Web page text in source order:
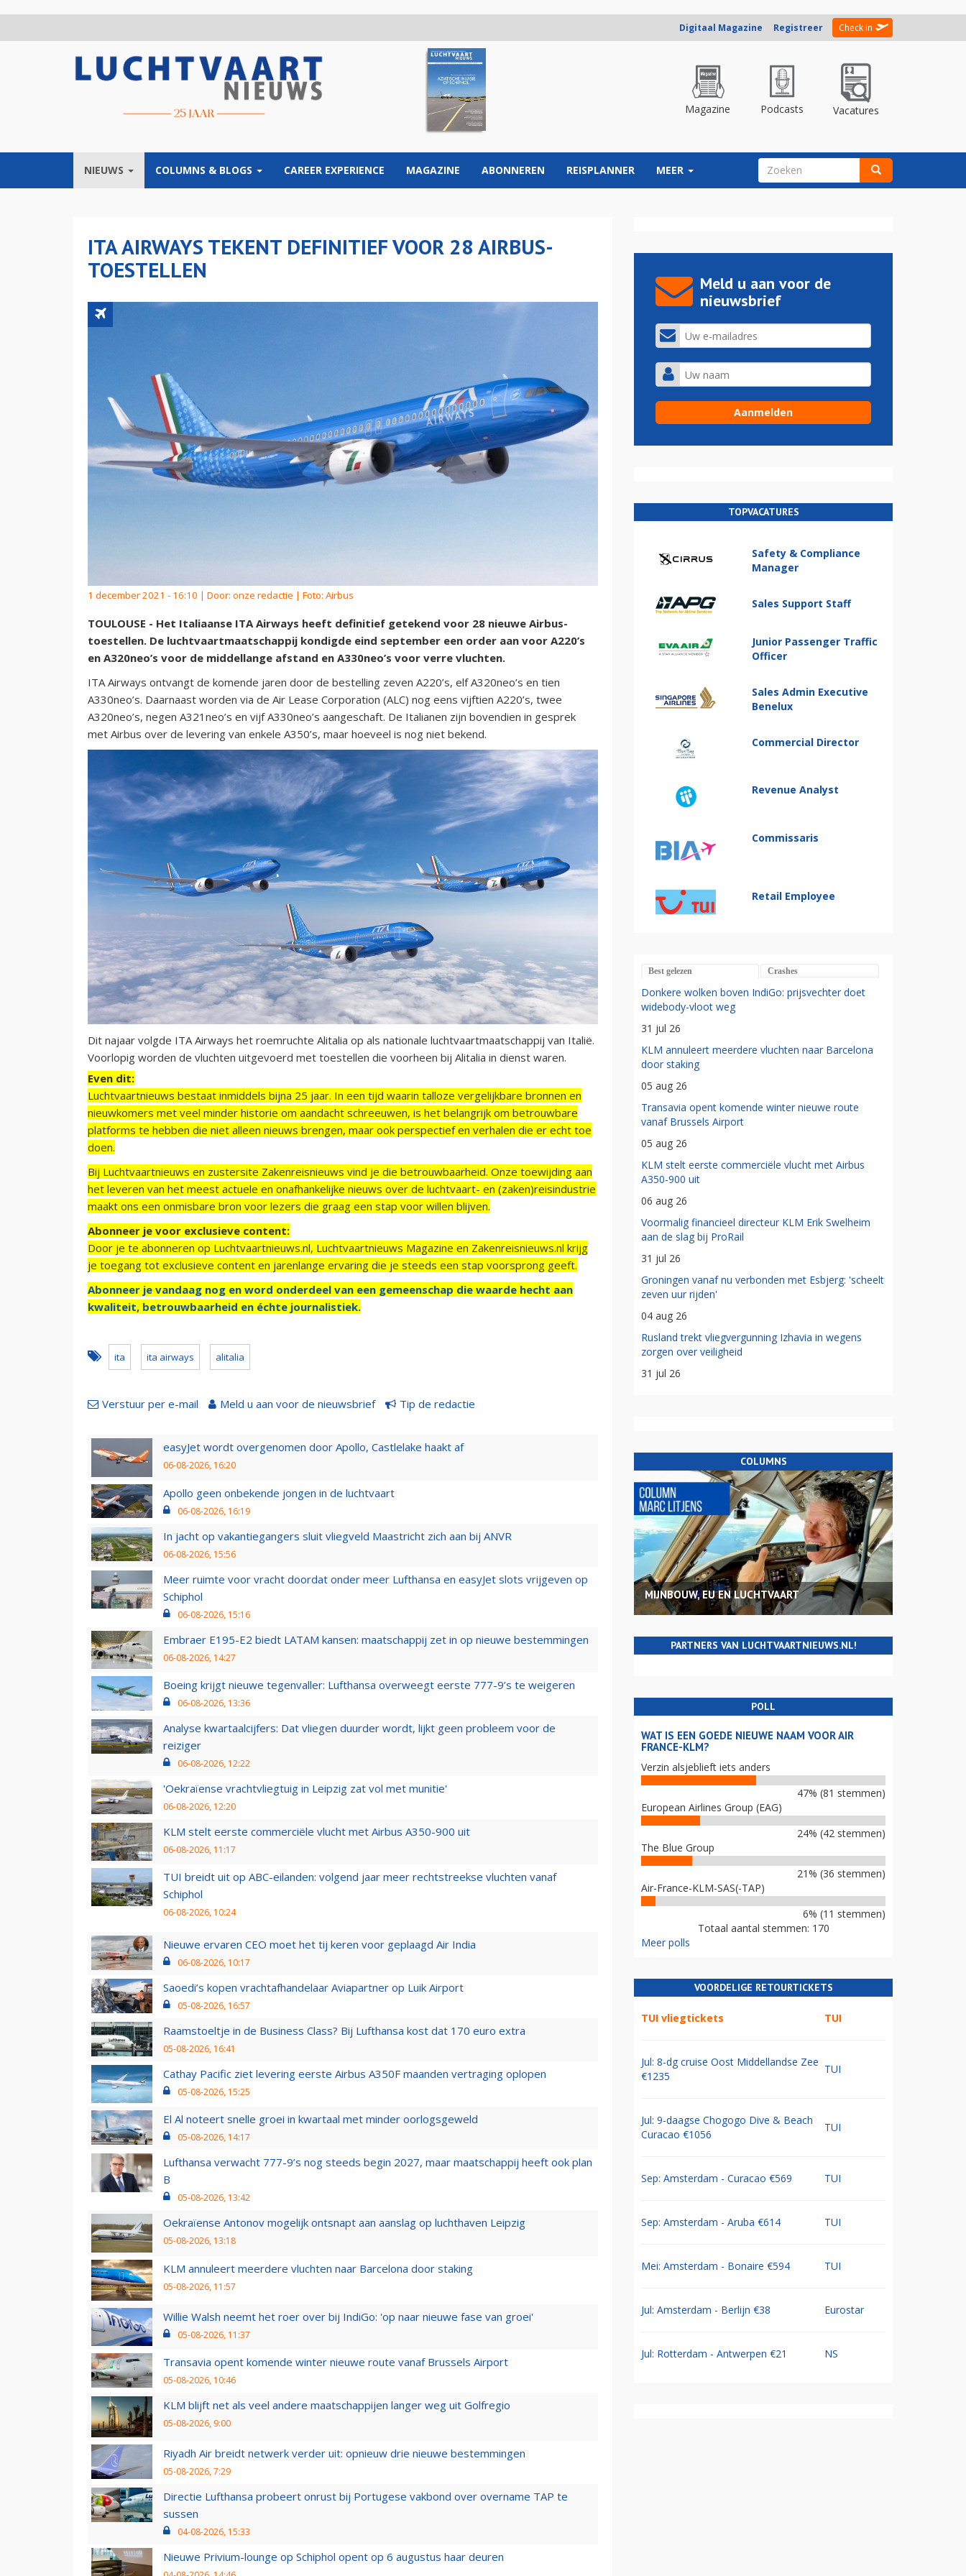
Digitaal Magazine Registreer Check in
Magazine Podcasts Vacatures
NIEUWS COLUMNS & BLOGS CAREER EXPERIENCE MAGAZINE ABONNEREN REISPLANNER MEER ZOEKVELD
ITA AIRWAYS TEKENT DEFINITIEF VOOR 28 AIRBUS-
TOESTELLEN
1 december 2021 - 16:10 | Door: onze redactie | Foto: Airbus
TOULOUSE - Het Italiaanse ITA Airways heeft definitief getekend voor 28 nieuwe Airbus-
toestellen. De luchtvaartmaatschappij kondigde eind september een order aan voor A220’s
en A320neo’s voor de middellange afstand en A330neo’s voor verre vluchten.
ITA Airways ontvangt de komende jaren door de bestelling zeven A220’s, elf A320neo’s en tien
A330neo’s. Daarnaast worden via de Air Lease Corporation (ALC) nog eens vijftien A220’s, twee
A320neo’s, negen A321neo’s en vijf A330neo’s aangeschaft. De Italianen zijn bovendien in gesprek
met Airbus over de levering van enkele A350’s, maar hoeveel is nog niet bekend.
Dit najaar volgde ITA Airways het roemruchte Alitalia op als nationale luchtvaartmaatschappij van Italië.
Voorlopig worden de vluchten uitgevoerd met toestellen die voorheen bij Alitalia in dienst waren.
Even dit:
Luchtvaartnieuws bestaat inmiddels bijna 25 jaar. In een tijd waarin talloze vergelijkbare bronnen en
nieuwkomers met veel minder historie om aandacht schreeuwen, is het belangrijk om betrouwbare
platforms te hebben die niet alleen nieuws brengen, maar ook perspectief en verhalen die er echt toe
doen.
Bij Luchtvaartnieuws en zustersite Zakenreisnieuws vind je die betrouwbaarheid. Onze toewijding aan
het leveren van het meest actuele en onafhankelijke nieuws over de luchtvaart- en (zaken)reisindustrie
maakt ons een onmisbare bron voor lezers die graag een stap voor willen blijven.
Abonneer je voor exclusieve content:
Door je te abonneren op Luchtvaartnieuws.nl, Luchtvaartnieuws Magazine en Zakenreisnieuws.nl krijg
je toegang tot exclusieve content en jarenlange ervaring die je steeds een stap voorsprong geeft.
Abonneer je vandaag nog en word onderdeel van een gemeenschap die waarde hecht aan
kwaliteit, betrouwbaarheid en échte journalistiek.
ita ita airways alitalia
Verstuur per e-mail Meld u aan voor de nieuwsbrief Tip de redactie
easyJet wordt overgenomen door Apollo, Castlelake haakt af
06-08-2026, 16:20
Apollo geen onbekende jongen in de luchtvaart
06-08-2026, 16:19
In jacht op vakantiegangers sluit vliegveld Maastricht zich aan bij ANVR
06-08-2026, 15:56
Meer ruimte voor vracht doordat onder meer Lufthansa en easyJet slots vrijgeven op
Schiphol
06-08-2026, 15:16
Embraer E195-E2 biedt LATAM kansen: maatschappij zet in op nieuwe bestemmingen
06-08-2026, 14:27
Boeing krijgt nieuwe tegenvaller: Lufthansa overweegt eerste 777-9’s te weigeren
06-08-2026, 13:36
Analyse kwartaalcijfers: Dat vliegen duurder wordt, lijkt geen probleem voor de
reiziger
06-08-2026, 12:22
'Oekraïense vrachtvliegtuig in Leipzig zat vol met munitie'
06-08-2026, 12:20
KLM stelt eerste commerciële vlucht met Airbus A350-900 uit
06-08-2026, 11:17
TUI breidt uit op ABC-eilanden: volgend jaar meer rechtstreekse vluchten vanaf
Schiphol
06-08-2026, 10:24
Nieuwe ervaren CEO moet het tij keren voor geplaagd Air India
06-08-2026, 10:17
Saoedi’s kopen vrachtafhandelaar Aviapartner op Luik Airport
05-08-2026, 16:57
Raamstoeltje in de Business Class? Bij Lufthansa kost dat 170 euro extra
05-08-2026, 16:41
Cathay Pacific ziet levering eerste Airbus A350F maanden vertraging oplopen
05-08-2026, 15:25
El Al noteert snelle groei in kwartaal met minder oorlogsgeweld
05-08-2026, 14:17
Lufthansa verwacht 777-9’s nog steeds begin 2027, maar maatschappij heeft ook plan
B
05-08-2026, 13:42
Oekraïense Antonov mogelijk ontsnapt aan aanslag op luchthaven Leipzig
05-08-2026, 13:18
KLM annuleert meerdere vluchten naar Barcelona door staking
05-08-2026, 11:57
Willie Walsh neemt het roer over bij IndiGo: 'op naar nieuwe fase van groei'
05-08-2026, 11:37
Transavia opent komende winter nieuwe route vanaf Brussels Airport
05-08-2026, 10:46
KLM blijft net als veel andere maatschappijen langer weg uit Golfregio
05-08-2026, 9:00
Riyadh Air breidt netwerk verder uit: opnieuw drie nieuwe bestemmingen
05-08-2026, 7:29
Directie Lufthansa probeert onrust bij Portugese vakbond over overname TAP te
sussen
04-08-2026, 15:33
Nieuwe Privium-lounge op Schiphol opent op 6 augustus haar deuren
Meld u aan voor de
nieuwsbrief
TOPVACATURES
Safety & Compliance
Manager
Sales Support Staff
Junior Passenger Traffic
Officer
Sales Admin Executive
Benelux
Commercial Director
Revenue Analyst
Commissaris
Retail Employee
Best gelezen Crashes
Donkere wolken boven IndiGo: prijsvechter doet
widebody-vloot weg
31 jul 26
KLM annuleert meerdere vluchten naar Barcelona
door staking
05 aug 26
Transavia opent komende winter nieuwe route
vanaf Brussels Airport
05 aug 26
KLM stelt eerste commerciële vlucht met Airbus
A350-900 uit
06 aug 26
Voormalig financieel directeur KLM Erik Swelheim
aan de slag bij ProRail
31 jul 26
Groningen vanaf nu verbonden met Esbjerg: 'scheelt
zeven uur rijden'
04 aug 26
Rusland trekt vliegvergunning Izhavia in wegens
zorgen over veiligheid
31 jul 26
COLUMNS
MIJNBOUW, EU EN LUCHTVAART
PARTNERS VAN LUCHTVAARTNIEUWS.NL!
POLL
WAT IS EEN GOEDE NIEUWE NAAM VOOR AIR
FRANCE-KLM?
Verzin alsjeblieft iets anders
47% (81 stemmen)
European Airlines Group (EAG)
24% (42 stemmen)
The Blue Group
21% (36 stemmen)
Air-France-KLM-SAS(-TAP)
6% (11 stemmen)
Totaal aantal stemmen: 170
Meer polls
VOORDELIGE RETOURTICKETS
TUI vliegtickets TUI
Jul: 8-dg cruise Oost Middellandse Zee
€1235
TUI
Jul: 9-daagse Chogogo Dive & Beach
Curacao €1056
TUI
Sep: Amsterdam - Curacao €569 TUI
Sep: Amsterdam - Aruba €614 TUI
Mei: Amsterdam - Bonaire €594 TUI
Jul: Amsterdam - Berlijn €38 Eurostar
Jul: Rotterdam - Antwerpen €21 NS